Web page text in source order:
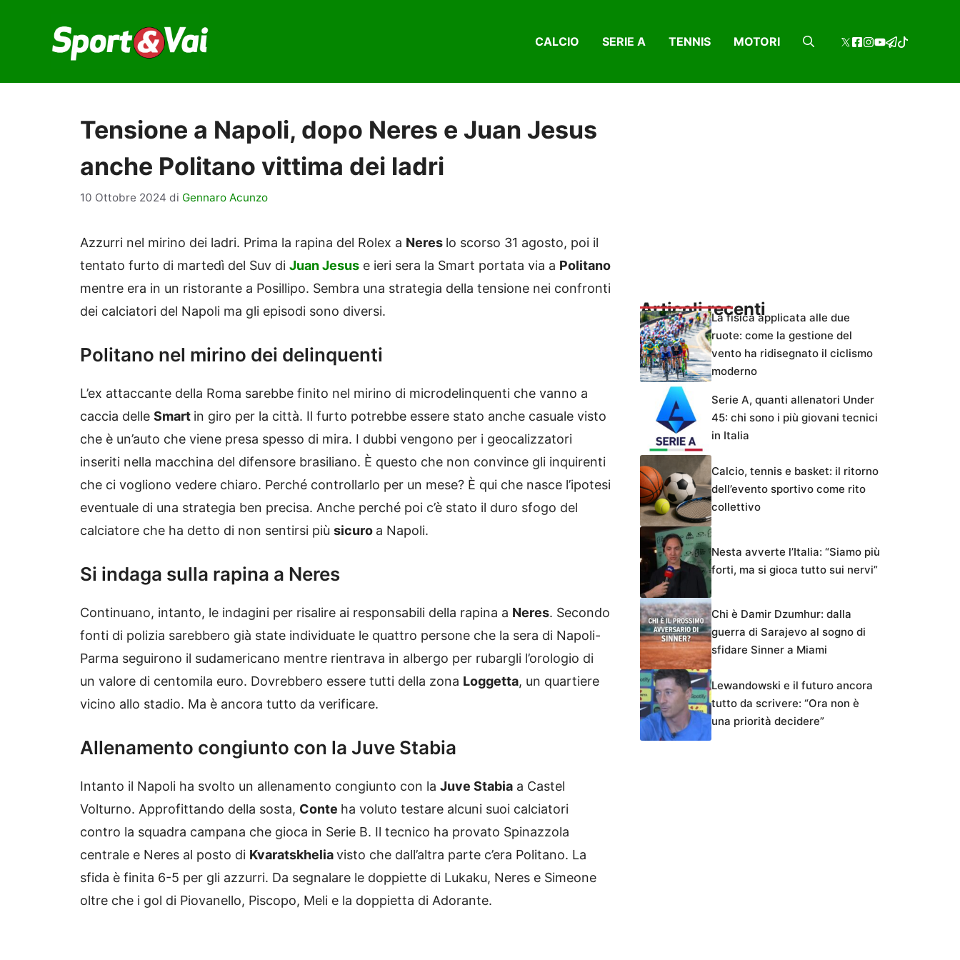
contenuto
CALCIO SERIE A TENNIS MOTORI
Tensione a Napoli, dopo Neres e Juan Jesus
anche Politano vittima dei ladri
10 Ottobre 2024 di Gennaro Acunzo
Azzurri nel mirino dei ladri. Prima la rapina del Rolex a Neres lo scorso 31 agosto, poi il
tentato furto di martedì del Suv di Juan Jesus e ieri sera la Smart portata via a Politano
mentre era in un ristorante a Posillipo. Sembra una strategia della tensione nei confronti
dei calciatori del Napoli ma gli episodi sono diversi.
Politano nel mirino dei delinquenti
L’ex attaccante della Roma sarebbe finito nel mirino di microdelinquenti che vanno a
caccia delle Smart in giro per la città. Il furto potrebbe essere stato anche casuale visto
che è un’auto che viene presa spesso di mira. I dubbi vengono per i geocalizzatori
inseriti nella macchina del difensore brasiliano. È questo che non convince gli inquirenti
che ci vogliono vedere chiaro. Perché controllarlo per un mese? È qui che nasce l’ipotesi
eventuale di una strategia ben precisa. Anche perché poi c’è stato il duro sfogo del
calciatore che ha detto di non sentirsi più sicuro a Napoli.
Si indaga sulla rapina a Neres
Continuano, intanto, le indagini per risalire ai responsabili della rapina a Neres. Secondo
fonti di polizia sarebbero già state individuate le quattro persone che la sera di Napoli-
Parma seguirono il sudamericano mentre rientrava in albergo per rubargli l’orologio di
un valore di centomila euro. Dovrebbero essere tutti della zona Loggetta, un quartiere
vicino allo stadio. Ma è ancora tutto da verificare.
Allenamento congiunto con la Juve Stabia
Intanto il Napoli ha svolto un allenamento congiunto con la Juve Stabia a Castel
Volturno. Approfittando della sosta, Conte ha voluto testare alcuni suoi calciatori
contro la squadra campana che gioca in Serie B. Il tecnico ha provato Spinazzola
centrale e Neres al posto di Kvaratskheliavisto che dall’altra parte c’era Politano. La
sfida è finita 6-5 per gli azzurri. Da segnalare le doppiette di Lukaku, Neres e Simeone
oltre che i gol di Piovanello, Piscopo, Meli e la doppietta di Adorante.
Articoli recentiLa fisica applicata alle due
ruote: come la gestione del
vento ha ridisegnato il ciclismo
moderno
Serie A, quanti allenatori Under
45: chi sono i più giovani tecnici
in Italia
Calcio, tennis e basket: il ritorno
dell’evento sportivo come rito
collettivo
Nesta avverte l’Italia: “Siamo più
forti, ma si gioca tutto sui nervi”
Chi è Damir Dzumhur: dalla
guerra di Sarajevo al sogno di
sfidare Sinner a Miami
Lewandowski e il futuro ancora
tutto da scrivere: “Ora non è
una priorità decidere”